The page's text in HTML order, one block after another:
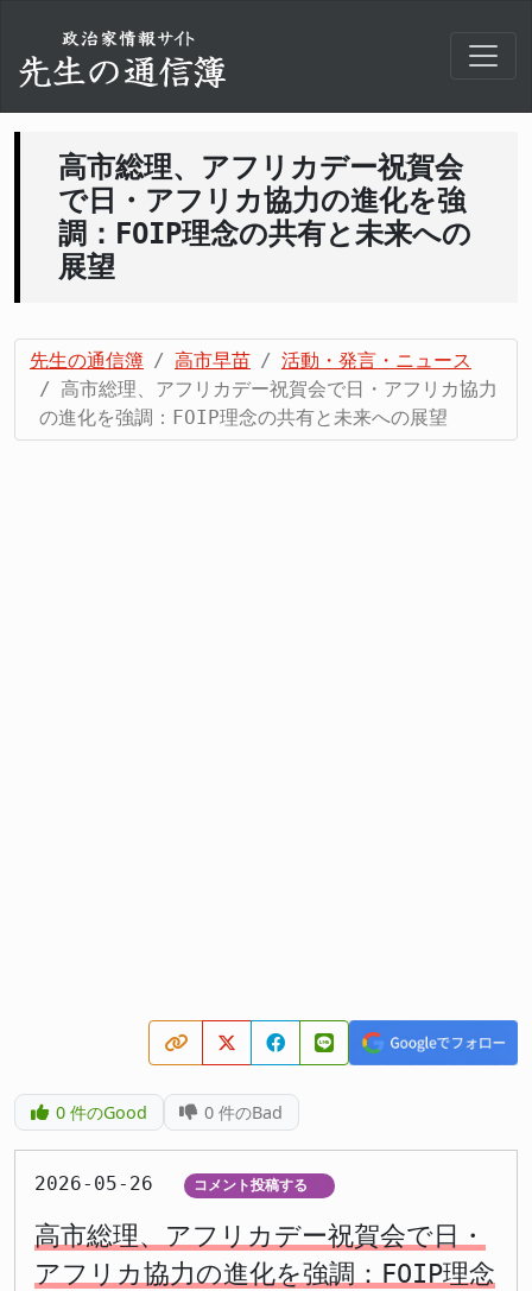
高市総理、アフリカデー祝賀会
で日・アフリカ協力の進化を強
調：FOIP理念の共有と未来への
展望
先生の通信簿 高市早苗
活動・発言・ニュース
高市総理、アフリカデー祝賀会で日・アフリカ協力
の進化を強調：FOIP理念の共有と未来への展望
0件のGood 0 件のBad
2026-05-26 コメント投稿する
高市総理、アフリカデー祝賀会で日・
アフリカ協力の進化を強調：FOIP理念